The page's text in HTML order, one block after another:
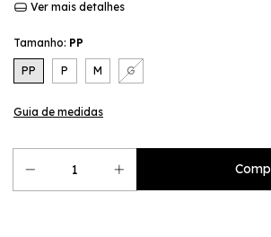
Ver mais detalhes
Tamanho: PP
PP P M G
Guia de medidas